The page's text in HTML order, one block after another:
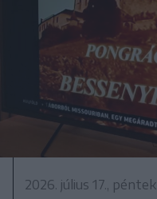
2026. július 17., péntek